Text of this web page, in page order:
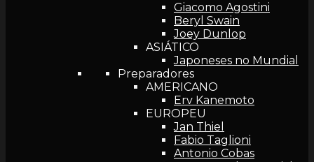
Giacomo Agostini
Beryl Swain
Joey Dunlop
ASIÁTICO
Japoneses no Mundial
Preparadores
AMERICANO
Erv Kanemoto
EUROPEU
Jan Thiel
Fabio Taglioni
Antonio Cobas